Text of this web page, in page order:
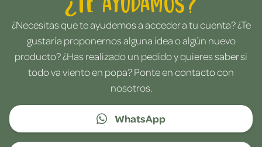
¿Necesitas que te ayudemos a acceder a tu cuenta? ¿Te
gustaría proponernos alguna idea o algún nuevo
producto? ¿Has realizado un pedido y quieres saber si
todo va viento en popa? Ponte en contacto con
nosotros.
WhatsApp